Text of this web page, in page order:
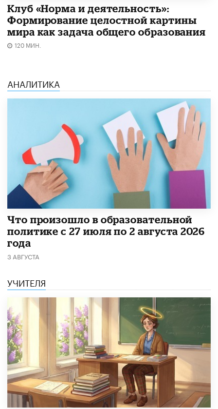
Клуб «Норма и деятельность»:
Формирование целостной картины
мира как задача общего образования
120 МИН.
АНАЛИТИКА
​Что произошло в образовательной
политике с 27 июля по 2 августа 2026
года
3 АВГУСТА
УЧИТЕЛЯ